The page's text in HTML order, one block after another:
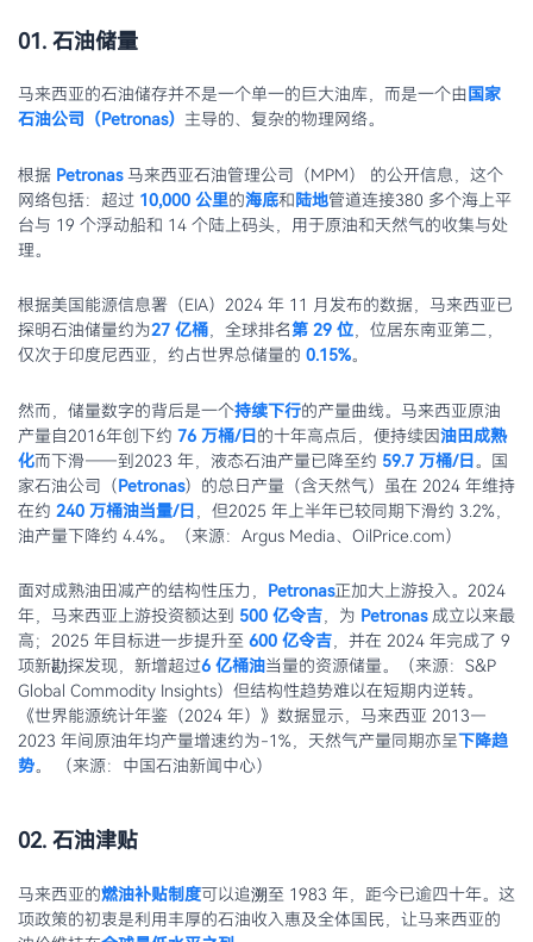
01. 石油储量
马来西亚的石油储存并不是一个单一的巨大油库，而是一个由 国家
石油公司（Petronas） 主导的、复杂的物理网络。
根据 Petronas马来西亚石油管理公司（MPM） 的公开信息，这个
网络包括：超过 10,000 公里的海底和陆地管道连接380 多个海上平
台与 19 个浮动船和 14 个陆上码头，用于原油和天然气的收集与处
理。
根据美国能源信息署（EIA）2024 年 11 月发布的数据，马来西亚已
探明石油储量约为27 亿桶 ，全球排名第 29 位 ，位居东南亚第二，
仅次于印度尼西亚，约占世界总储量的 0.15%。
然而，储量数字的背后是一个持续下行的产量曲线。马来西亚原油
产量自2016年创下约 76 万桶/日的十年高点后，便持续因油田成熟
化而下滑——到2023 年，液态石油产量已降至约 59.7 万桶/日。国
家石油公司（Petronas）的总日产量（含天然气）虽在 2024 年维持
在约 240 万桶油当量/日 ，但2025 年上半年已较同期下滑约 3.2%，
油产量下降约 4.4%。（来源：Argus Media、OilPrice.com）
面对成熟油田减产的结构性压力， Petronas正加大上游投入。2024
年，马来西亚上游投资额达到 500 亿令吉 ，为 Petronas 成立以来最
高；2025 年目标进一步提升至 600 亿令吉 ，并在 2024 年完成了 9
项新勘探发现，新增超过6 亿桶油当量的资源储量。（来源：S&P
Global Commodity Insights）但结构性趋势难以在短期内逆转。
《世界能源统计年鉴（2024 年）》数据显示，马来西亚 2013—
2023 年间原油年均产量增速约为-1%，天然气产量同期亦呈下降趋
势。 （来源：中国石油新闻中心）
02. 石油津贴
马来西亚的燃油补贴制度可以追溯至 1983 年，距今已逾四十年。这
项政策的初衷是利用丰厚的石油收入惠及全体国民，让马来西亚的